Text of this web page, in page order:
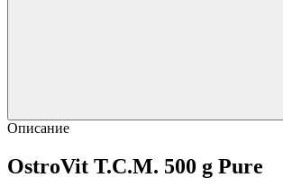
Описание
OstroVit T.C.M. 500 g Pure